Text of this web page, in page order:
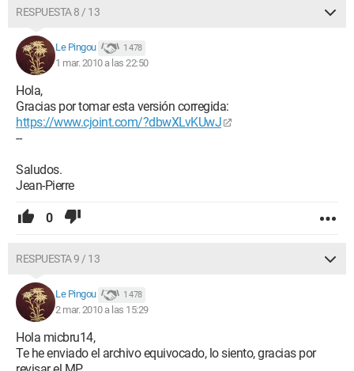
RESPUESTA 8 / 13
Le Pingou 1 478
1 mar. 2010 a las 22:50
Hola,
Gracias por tomar esta versión corregida:
https://www.cjoint.com/?dbwXLvKUwJ
--
Saludos.
Jean-Pierre
0
RESPUESTA 9 / 13
Le Pingou 1 478
2 mar. 2010 a las 15:29
Hola micbru14,
Te he enviado el archivo equivocado, lo siento, gracias por